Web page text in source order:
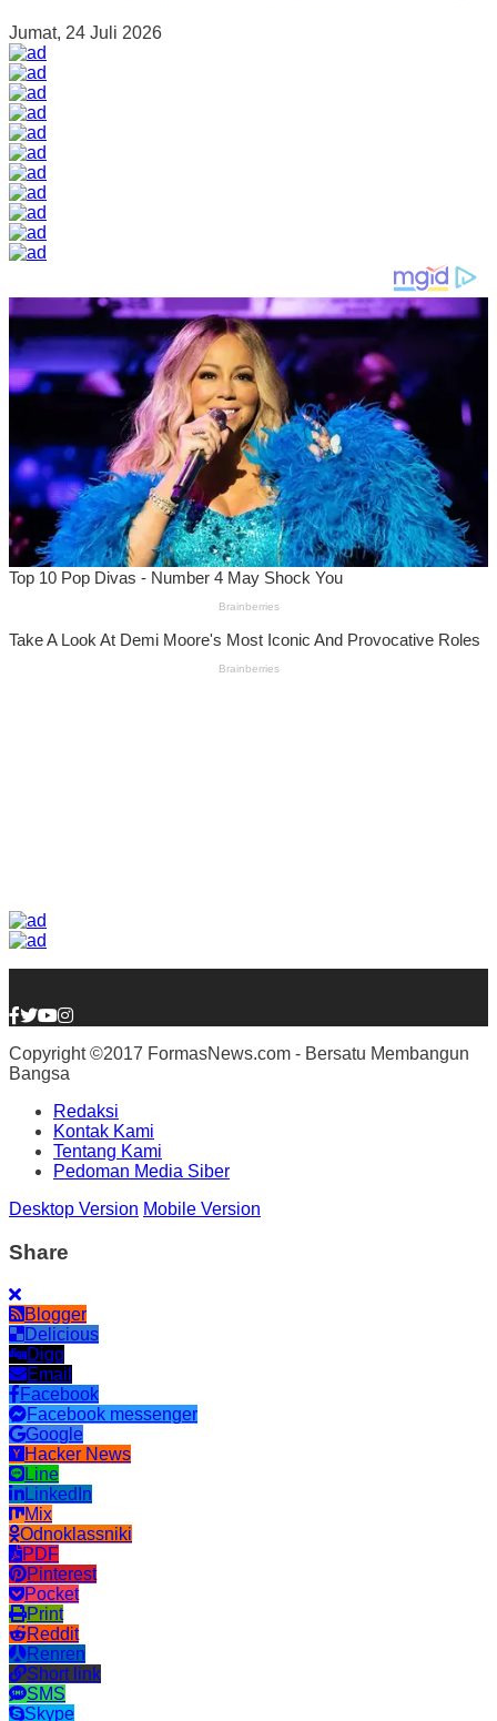
Jumat, 24 Juli 2026
Copyright ©2017 FormasNews.com - Bersatu Membangun
Bangsa
Redaksi
Kontak Kami
Tentang Kami
Pedoman Media Siber
Desktop Version Mobile Version
Share
Blogger
Delicious
Digg
Email
Facebook
Facebook messenger
Google
Hacker News
Line
LinkedIn
Mix
Odnoklassniki
PDF
Pinterest
Pocket
Print
Reddit
Renren
Short link
SMS
Skype